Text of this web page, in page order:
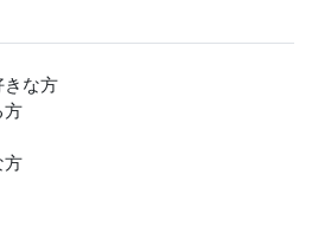
きな方
方
方